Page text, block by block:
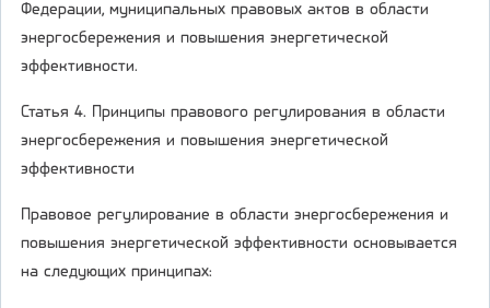
Федерации, муниципальных правовых актов в области
энергосбережения и повышения энергетической
эффективности.
Статья 4. Принципы правового регулирования в области
энергосбережения и повышения энергетической
эффективности
Правовое регулирование в области энергосбережения и
повышения энергетической эффективности основывается
на следующих принципах: